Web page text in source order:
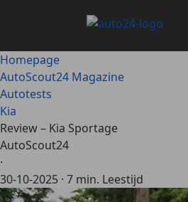
Homepage
AutoScout24 Magazine
Autotests
Kia
Review – Kia Sportage
AutoScout24
·
30-10-2025 · 7 min. Leestijd